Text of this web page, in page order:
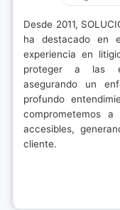
Desde 2011,
ha destacado en
experiencia en
proteger a las
asegurando un
profundo
comprometemos a
accesibles,
cliente.